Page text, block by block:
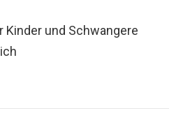
Kinder und Schwangere